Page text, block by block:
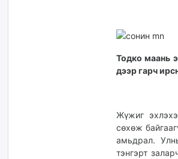
Тодко маань
дээр гарч
Жүжиг
сөхөж
амьдрал.
тэнгэрт